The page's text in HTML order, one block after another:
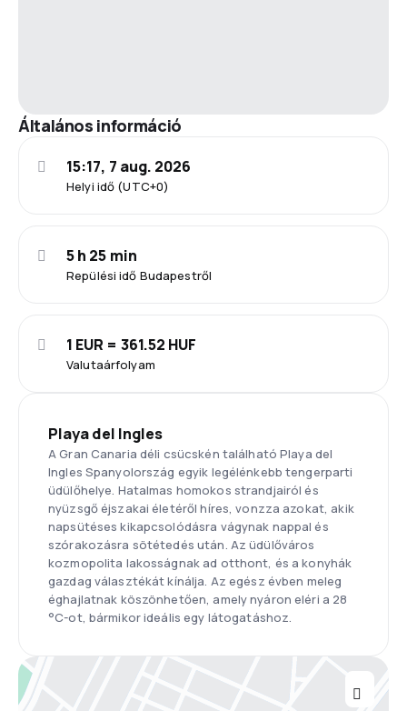
Általános információ
Helyi idő (UTC+0)
15:17, 7 aug. 2026
Repülési idő Budapestről
5 h 25 min
Valutaárfolyam
1 EUR = 361.52 HUF
Playa del Ingles
A Gran Canaria déli csücskén található Playa del
Ingles Spanyolország egyik legélénkebb tengerparti
üdülőhelye. Hatalmas homokos strandjairól és
nyüzsgő éjszakai életéről híres, vonzza azokat, akik
napsütéses kikapcsolódásra vágynak nappal és
szórakozásra sötétedés után. Az üdülőváros
kozmopolita lakosságnak ad otthont, és a konyhák
gazdag választékát kínálja. Az egész évben meleg
éghajlatnak köszönhetően, amely nyáron eléri a 28
°C-ot, bármikor ideális egy látogatáshoz.